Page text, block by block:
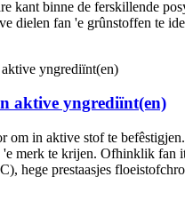
kant binne de ferskillende
dielen fan 'e grûnstoffen te
aktive yngrediïnt(en)
om in aktive stof te
merk te krijen. Ofhinklik fan
hege prestaasjes